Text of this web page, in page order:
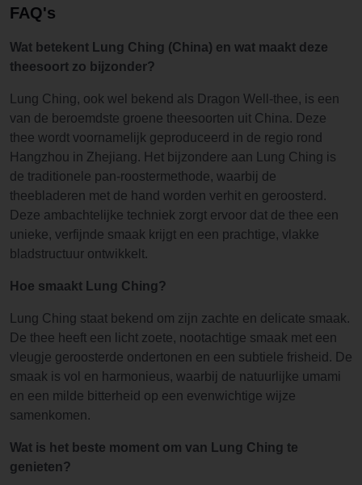
FAQ's
Wat betekent Lung Ching (China) en wat maakt deze
theesoort zo bijzonder?
Lung Ching, ook wel bekend als Dragon Well-thee, is een
van de beroemdste groene theesoorten uit China. Deze
thee wordt voornamelijk geproduceerd in de regio rond
Hangzhou in Zhejiang. Het bijzondere aan Lung Ching is
de traditionele pan-roostermethode, waarbij de
theebladeren met de hand worden verhit en geroosterd.
Deze ambachtelijke techniek zorgt ervoor dat de thee een
unieke, verfijnde smaak krijgt en een prachtige, vlakke
bladstructuur ontwikkelt.
Hoe smaakt Lung Ching?
Lung Ching staat bekend om zijn zachte en delicate smaak.
De thee heeft een licht zoete, nootachtige smaak met een
vleugje geroosterde ondertonen en een subtiele frisheid. De
smaak is vol en harmonieus, waarbij de natuurlijke umami
en een milde bitterheid op een evenwichtige wijze
samenkomen.
Wat is het beste moment om van Lung Ching te
genieten?